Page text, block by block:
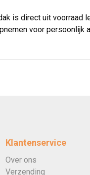
is direct uit voorraad
voor persoonlijk
Klantenservice
Over ons
Verzending